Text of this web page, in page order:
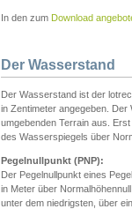
In den zum Download
Der Wasserstand
Der Wasserstand ist der
in Zentimeter angegeben.
umgebenden Terrain aus.
des Wasserspiegels über
Pegelnullpunkt (PNP):
Der Pegelnullpunkt eines
in Meter über
unter dem niedrigsten, über